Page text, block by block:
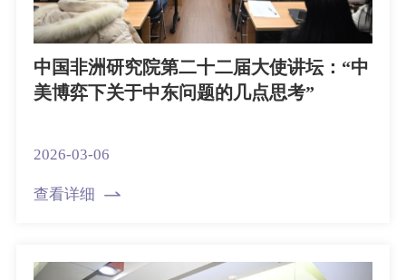
中国非洲研究院第二十二届大使讲坛：“中
美博弈下关于中东问题的几点思考”
2026-03-06
查看详细